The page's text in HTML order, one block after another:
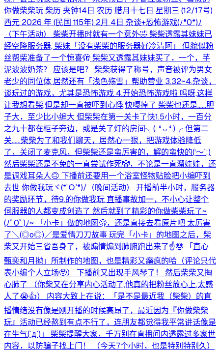
你做柴柴玩 柴历 夹钟14日 农历 腊月十七日 星期三 (12/17号)
西元 2026 年 (民国 115年) 2月 4日 杂谈+恐怖游戏(⁠ﾉ⁠*⁠0⁠*⁠)⁠ﾉ
（下午活动） 柴柴开播时就有一个意外🤣 柴柴透露其妹妹已
经空降服务器, 柴妹「没有柴柴的服务器好冷清阿」 但貌似粉
丝帮柴准备了一个惊喜🫣 柴柴又透露其妹妹买了，一个，芋
泥波波奶茶？ 应该是吧？ 柴柴获得了称号，声音被评为男女
老少的同位体 居然还有「浅色殇雪」帮助营业 3.32~4.杂谈，
谈玩过的游戏，尤其是恐怖游戏 4.开始恐怖游戏啦 吗呀,这样
让我想看柴,但是却一直被吓到心悸,快嘎掉了 柴柴也还是……胆
子大，至少比小编大 但柴柴在第一关卡了快1.5小时，一百分
之九十都在柜子旁边，或是关了灯的房间╮⁠(⁠.⁠ ⁠❛⁠ ⁠ᴗ⁠ ⁠❛⁠.⁠)⁠╭ 但第二
关……柴柴为了和我们聊天，居然心一狠，把游戏体验降低
了，关闭了麦克风，但柴柴还是蛮厉害的，解的蛮快的⁠(⁠‘⁠～⁠`⁠;⁠)⁠
然后柴柴还是不免的一直尝试作死🤡，不论是一直溜娃娃，还
是调戏耳朵人🙃 下播前还要用一个浴室怪物贴脸把小编吓到
去世 你做我玩ヾ⁠(⁠*⁠’⁠Ｏ⁠’⁠*⁠)⁠/（晚间活动） 开播前半小时，服务器
的奖励环节，待9.的你做我玩 直播事故加一，不小心让整个
伺服器的人都变成创造了 然后就到了精彩的你做柴柴玩了~
(⁠ﾉﾟ⁠0ﾟ⁠)⁠ﾉ⁠~ 「小卡」做的地图🫢，还是直接去看原片吧 太厉害
了＼⁠(⁠◎⁠o⁠◎⁠)⁠／是爱情刀刀故事 玩完「小卡」的地图之后，柴
柴又开始三省吾身了，被煽情煽到肺腑跑出来了☝️🤓 「直心
甄奕和月抛」所制作的地图，也是精彩又癫疯的哈（评论只代
表小编个人立场🥹） 下播前又出现手风琴了！ 然后柴柴又掏
心肺了 （你柴又在分享内心活动了,他真的把粉丝放心上,太感
人了😭👍） 内容大致上在说：「是不是最近我（柴柴）的直
播情绪没有像是刚开播的时候高昂了，最近因为『你做柴柴
玩』活动已经熬到有点不行了，连朋友都觉得我平常讲话像是
在生气⁠(⁠´⁠д⁠`⁠)⁠」 柴柴提醒大家，千万别在直播间内透露过多家世
内容，以防骗子找上门！ （今天7个小时，也是特别特别久）